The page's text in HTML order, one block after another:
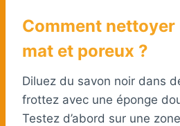
Comment nettoyer
mat et poreux ?
Diluez du savon noir dans
frottez avec une éponge
Testez d’abord sur une